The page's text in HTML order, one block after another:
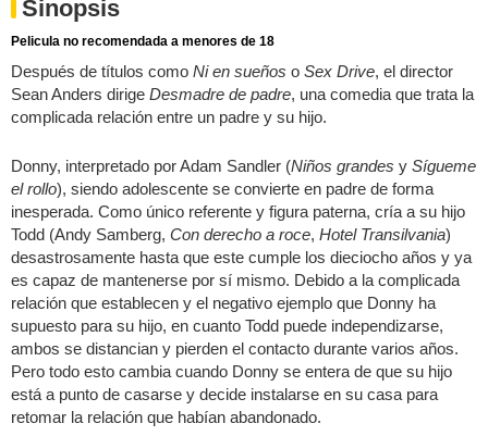
Sinopsis
Pelicula no recomendada a menores de 18
Después de títulos como Ni en sueños o Sex Drive, el director
Sean Anders dirige Desmadre de padre, una comedia que trata la
complicada relación entre un padre y su hijo.
Donny, interpretado por Adam Sandler (Niños grandes y Sígueme
el rollo), siendo adolescente se convierte en padre de forma
inesperada. Como único referente y figura paterna, cría a su hijo
Todd (Andy Samberg, Con derecho a roce, Hotel Transilvania)
desastrosamente hasta que este cumple los dieciocho años y ya
es capaz de mantenerse por sí mismo. Debido a la complicada
relación que establecen y el negativo ejemplo que Donny ha
supuesto para su hijo, en cuanto Todd puede independizarse,
ambos se distancian y pierden el contacto durante varios años.
Pero todo esto cambia cuando Donny se entera de que su hijo
está a punto de casarse y decide instalarse en su casa para
retomar la relación que habían abandonado.